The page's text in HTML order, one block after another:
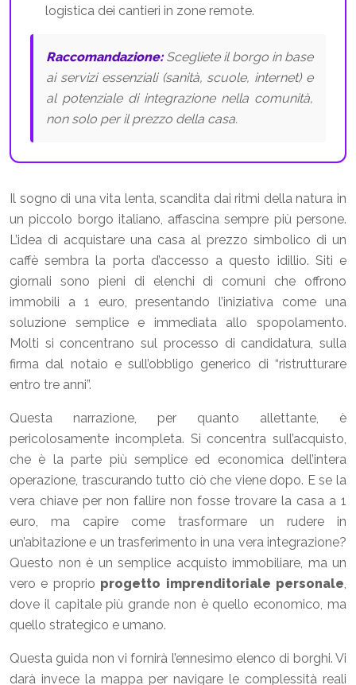
logistica dei cantieri in zone remote.
Raccomandazione:Scegliete il borgo in base
ai servizi essenziali (sanità, scuole, internet) e
al potenziale di integrazione nella comunità,
non solo per il prezzo della casa.
Il sogno di una vita lenta, scandita dai ritmi della natura in
un piccolo borgo italiano, affascina sempre più persone.
L’idea di acquistare una casa al prezzo simbolico di un
caffè sembra la porta d’accesso a questo idillio. Siti e
giornali sono pieni di elenchi di comuni che offrono
immobili a 1 euro, presentando l’iniziativa come una
soluzione semplice e immediata allo spopolamento.
Molti si concentrano sul processo di candidatura, sulla
firma dal notaio e sull’obbligo generico di “ristrutturare
entro tre anni”.
Questa narrazione, per quanto allettante, è
pericolosamente incompleta. Si concentra sull’acquisto,
che è la parte più semplice ed economica dell’intera
operazione, trascurando tutto ciò che viene dopo. E se la
vera chiave per non fallire non fosse trovare la casa a 1
euro, ma capire come trasformare un rudere in
un’abitazione e un trasferimento in una vera integrazione?
Questo non è un semplice acquisto immobiliare, ma un
vero e proprio progetto imprenditoriale personale,
dove il capitale più grande non è quello economico, ma
quello strategico e umano.
Questa guida non vi fornirà l’ennesimo elenco di borghi. Vi
darà invece la mappa per navigare le complessità reali